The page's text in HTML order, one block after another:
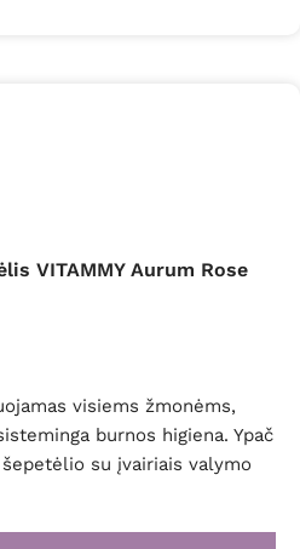
VITAMMY Aurum Rose
visiems žmonėms,
burnos higiena. Ypač
su įvairiais valymo